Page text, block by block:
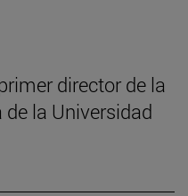
director de la
la Universidad